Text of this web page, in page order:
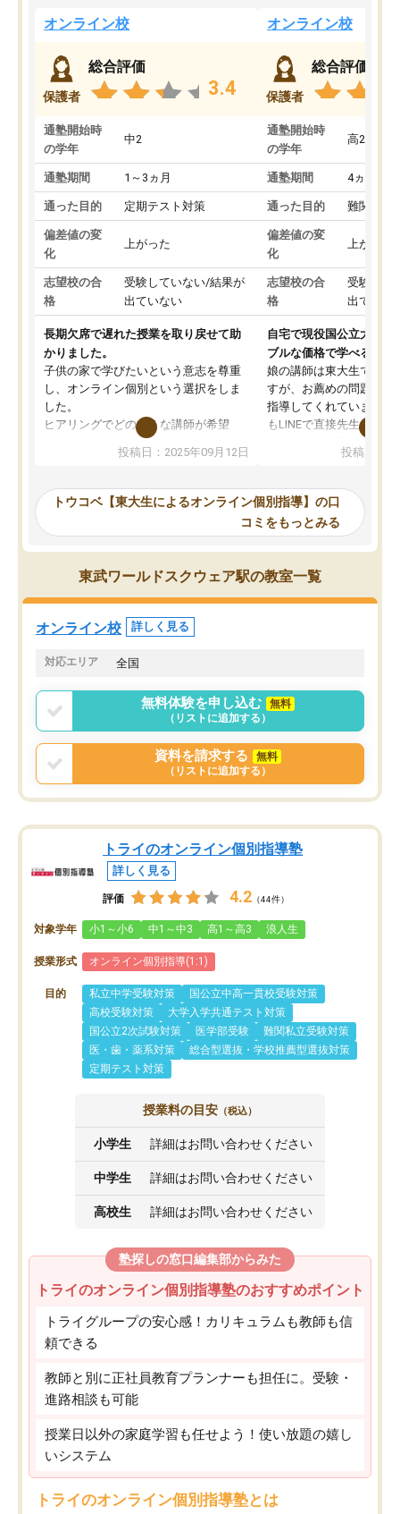
オンライン校
保護者
総合評価
3.4
通塾開始時
の学年
中2
通塾期間 1～3ヵ月
通った目的 定期テスト対策
偏差値の変
化
上がった
志望校の合
格
受験していない/結果が
出ていない
長期欠席で遅れた授業を取り戻せて助
かりました。
子供の家で学びたいという意志を尊重
し、オンライン個別という選択をしま
した。
ヒアリングでどのような講師が希望
か、オプションは付帯するかなど選ぶ
事が出来ました。
ーティングを行い、その講師で良いか
見てから講師を決定する事ができま
す。
うちの子は、初回面談の講師の方で決
定しました。
オンラインツールを使用した単語帳の
共有があり宿題もそちらで出される形
でした。
言う事で講師変更の申し出があり、あ
まりに短期での変更だった為、塾に通
う事にして退会しました。遅れも取り
戻せ、授業内容や講師の方は良かった
と思います。
投稿日：2025年09月12日
オンライン校
保護者
総合評価
通塾開始時
の学年
高2
通塾期間 4ヵ月～1
通った目的 難関私立
偏差値の変
化
上がった
志望校の合
格
受験して
出ていな
自宅で現役国公立大学生
ブルな価格で学べる
娘の講師は東大生では無
すが、お薦めの問題集や
指導してくれています。
もLINEで直接先生に質問
めれるので、個人に合
いなのがあり(有料)、受
ことをどんなスケジュー
くか相談したのですが、
ち期待したものではなく
内容でした。それでも明
やる気も出ましたし、苦
くなってきたようなので
投稿日：
トウコベ【東大生によるオンライン個別指導】の口
コミをもっとみる
東武ワールドスクウェア駅の教室一覧
オンライン校 詳しく見る
対応エリア 全国
無料体験を申し込む
無料
（リストに追加する）
資料を請求する
無料
（リストに追加する）
トライのオンライン個別指導塾
詳しく見る
評価 4.2 （44件）
対象学年 小1～小6 中1～中3 高1～高3 浪人生
授業形式 オンライン個別指導(1:1)
目的 私立中学受験対策
国公立中高一貫校受験対策
高校受験対策
大学入学共通テスト対策
国公立2次試験対策
医学部受験
難関私立受験対策
医・歯・薬系対策
総合型選抜・学校推薦型選抜対策
定期テスト対策
授業料の目安 （税込）
小学生 詳細はお問い合わせください
中学生 詳細はお問い合わせください
高校生 詳細はお問い合わせください
塾探しの窓口編集部からみた
トライのオンライン個別指導塾のおすすめポイント
トライグループの安心感！カリキュラムも教師も信
頼できる
教師と別に正社員教育プランナーも担任に。受験・
進路相談も可能
授業日以外の家庭学習も任せよう！使い放題の嬉し
いシステム
トライのオンライン個別指導塾とは